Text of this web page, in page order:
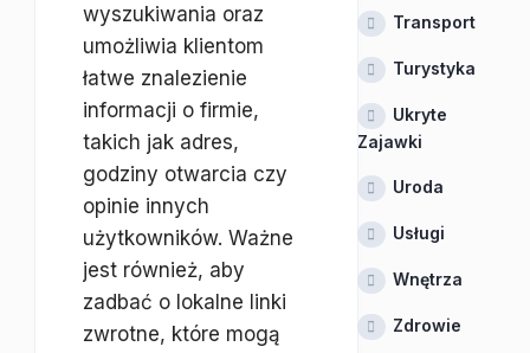
wyszukiwania oraz
umożliwia klientom
łatwe znalezienie
informacji o firmie,
takich jak adres,
godziny otwarcia czy
opinie innych
użytkowników. Ważne
jest również, aby
zadbać o lokalne linki
zwrotne, które mogą
Transport
Turystyka
Ukryte
Zajawki
Uroda
Usługi
Wnętrza
Zdrowie